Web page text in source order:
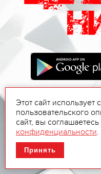
Этот сайт
пользовательского
сайт, вы
конфиденциальности.
Принять